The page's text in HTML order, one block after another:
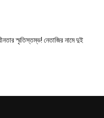
স্মৃতিস্তম্ভ! নেতাজির নামে দুই